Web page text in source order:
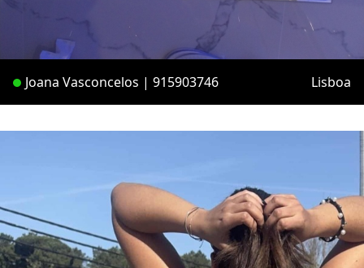
Joana Vasconcelos | 915903746 Lisboa